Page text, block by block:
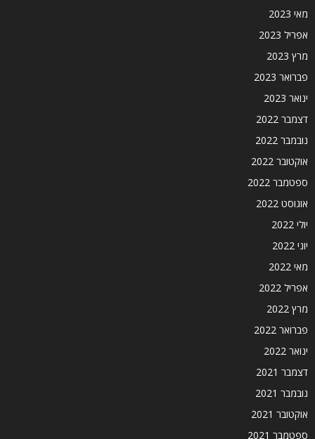
מאי 2023
אפריל 2023
מרץ 2023
פברואר 2023
ינואר 2023
דצמבר 2022
נובמבר 2022
אוקטובר 2022
ספטמבר 2022
אוגוסט 2022
יולי 2022
יוני 2022
מאי 2022
אפריל 2022
מרץ 2022
פברואר 2022
ינואר 2022
דצמבר 2021
נובמבר 2021
אוקטובר 2021
ספטמבר 2021